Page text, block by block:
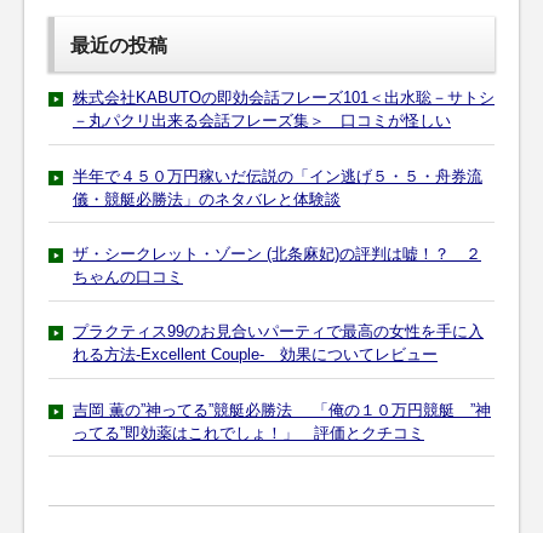
最近の投稿
株式会社KABUTOの即効会話フレーズ101＜出水聡－サトシ
－丸パクリ出来る会話フレーズ集＞ 口コミが怪しい
半年で４５０万円稼いだ伝説の「イン逃げ５・５・舟券流
儀・競艇必勝法」のネタバレと体験談
ザ・シークレット・ゾーン (北条麻妃)の評判は嘘！？ ２
ちゃんの口コミ
プラクティス99のお見合いパーティで最高の女性を手に入
れる方法-Excellent Couple- 効果についてレビュー
吉岡 薫の”神ってる”競艇必勝法 「俺の１０万円競艇 ”神
ってる”即効薬はこれでしょ！」 評価とクチコミ